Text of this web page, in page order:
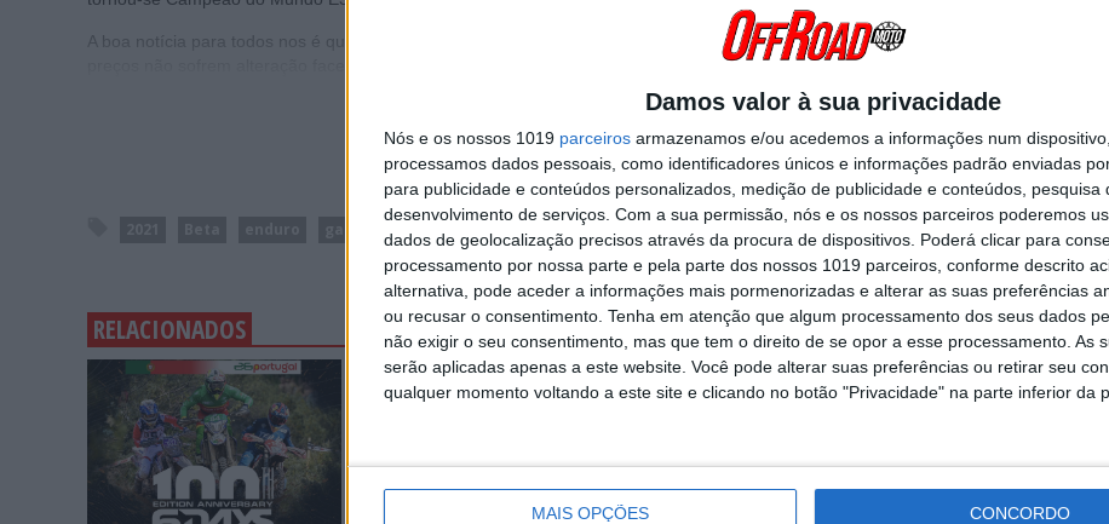
Damos valor à sua privacidade
Nós e os nossos 1019 parceiros armazenamos e/ou acedemos a informações num
processamos dados pessoais, como identificadores únicos e informações padrão enviadas
para publicidade e conteúdos personalizados, medição de publicidade e conteúdos, pesquisa
desenvolvimento de serviços. Com a sua permissão, nós e os nossos parceiros poderemos
dados de geolocalização precisos através da procura de dispositivos. Poderá clicar para
processamento por nossa parte e pela parte dos nossos 1019 parceiros, conforme descrito
alternativa, pode aceder a informações mais pormenorizadas e alterar as suas preferências
ou recusar o consentimento. Tenha em atenção que algum processamento dos seus dados
não exigir o seu consentimento, mas que tem o direito de se opor a esse processamento. As
serão aplicadas apenas a este website. Você pode alterar suas preferências ou retirar seu
qualquer momento voltando a este site e clicando no botão "Privacidade" na parte inferior da
MAIS OPÇÕES CONCORDO
A boa notícia para todos nos é que as novas Beta RR 2021 começam a chegar ao mercado português no decorrer do mês de Junho.
Continuar a ler
novidade
RELACIONADOS